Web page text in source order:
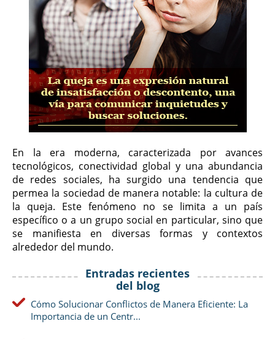
En la era moderna, caracterizada por avances
tecnológicos, conectividad global y una abundancia
de redes sociales, ha surgido una tendencia que
permea la sociedad de manera notable: la cultura de
la queja. Este fenómeno no se limita a un país
específico o a un grupo social en particular, sino que
se manifiesta en diversas formas y contextos
alrededor del mundo.
Entradas recientes
del blog
Cómo Solucionar Conflictos de Manera Eficiente: La
Importancia de un Centr...